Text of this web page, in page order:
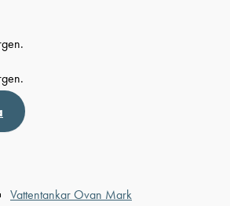
Vattentankar Ovan Mark